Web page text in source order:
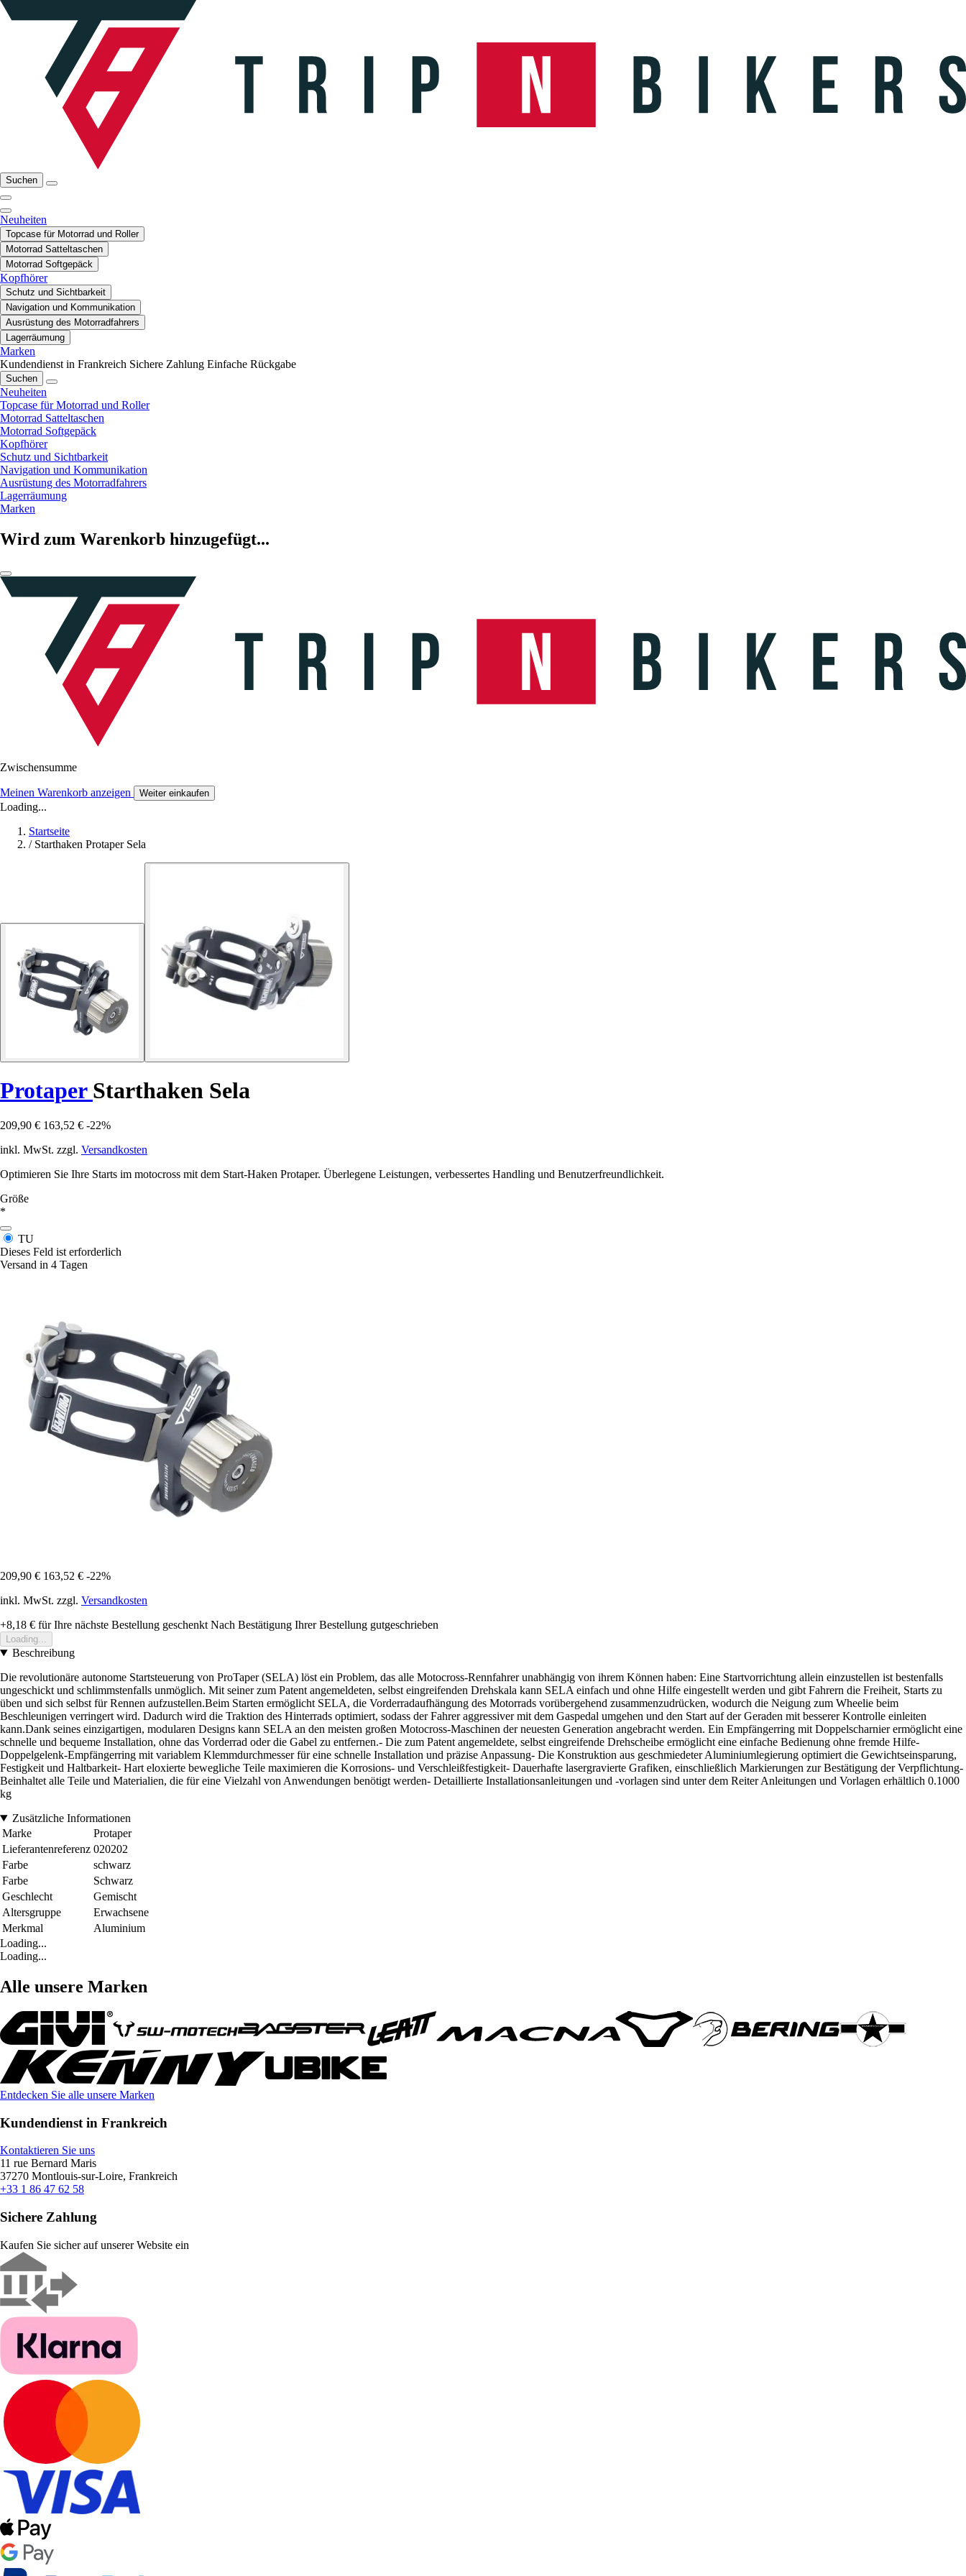
Suchen
Neuheiten
Topcase für Motorrad und Roller
Motorrad Satteltaschen
Motorrad Softgepäck
Kopfhörer
Schutz und Sichtbarkeit
Navigation und Kommunikation
Ausrüstung des Motorradfahrers
Lagerräumung
Marken
Kundendienst in Frankreich Sichere Zahlung Einfache Rückgabe
Suchen
Neuheiten
Topcase für Motorrad und Roller
Motorrad Satteltaschen
Motorrad Softgepäck
Kopfhörer
Schutz und Sichtbarkeit
Navigation und Kommunikation
Ausrüstung des Motorradfahrers
Lagerräumung
Marken
Wird zum Warenkorb hinzugefügt...
Zwischensumme
Meinen Warenkorb anzeigen Weiter einkaufen
Loading...
Startseite
/ Starthaken Protaper Sela
Protaper Starthaken Sela
209,90 € 163,52 € -22%
inkl. MwSt. zzgl. Versandkosten
Optimieren Sie Ihre Starts im motocross mit dem Start-Haken Protaper. Überlegene Leistungen, verbessertes Handling und Benutzerfreundlichkeit.
Größe
*
TU
Dieses Feld ist erforderlich
Versand in 4 Tagen
209,90 € 163,52 € -22%
inkl. MwSt. zzgl. Versandkosten
+8,18 € für Ihre nächste Bestellung geschenkt Nach Bestätigung Ihrer Bestellung gutgeschrieben
Loading...
Beschreibung
Die revolutionäre autonome Startsteuerung von ProTaper (SELA) löst ein Problem, das alle Motocross-Rennfahrer unabhängig von ihrem Können haben: Eine Startvorrichtung allein einzustellen ist bestenfalls
ungeschickt und schlimmstenfalls unmöglich. Mit seiner zum Patent angemeldeten, selbst eingreifenden Drehskala kann SELA einfach und ohne Hilfe eingestellt werden und gibt Fahrern die Freiheit, Starts zu
üben und sich selbst für Rennen aufzustellen.Beim Starten ermöglicht SELA, die Vorderradaufhängung des Motorrads vorübergehend zusammenzudrücken, wodurch die Neigung zum Wheelie beim
Beschleunigen verringert wird. Dadurch wird die Traktion des Hinterrads optimiert, sodass der Fahrer aggressiver mit dem Gaspedal umgehen und den Start auf der Geraden mit besserer Kontrolle einleiten
kann.Dank seines einzigartigen, modularen Designs kann SELA an den meisten großen Motocross-Maschinen der neuesten Generation angebracht werden. Ein Empfängerring mit Doppelscharnier ermöglicht eine
schnelle und bequeme Installation, ohne das Vorderrad oder die Gabel zu entfernen.- Die zum Patent angemeldete, selbst eingreifende Drehscheibe ermöglicht eine einfache Bedienung ohne fremde Hilfe-
Doppelgelenk-Empfängerring mit variablem Klemmdurchmesser für eine schnelle Installation und präzise Anpassung- Die Konstruktion aus geschmiedeter Aluminiumlegierung optimiert die Gewichtseinsparung,
Festigkeit und Haltbarkeit- Hart eloxierte bewegliche Teile maximieren die Korrosions- und Verschleißfestigkeit- Dauerhafte lasergravierte Grafiken, einschließlich Markierungen zur Bestätigung der Verpflichtung-
Beinhaltet alle Teile und Materialien, die für eine Vielzahl von Anwendungen benötigt werden- Detaillierte Installationsanleitungen und -vorlagen sind unter dem Reiter Anleitungen und Vorlagen erhältlich 0.1000
kg
Zusätzliche Informationen
Marke
Protaper
Lieferantenreferenz 020202
Farbe
schwarz
Farbe
Schwarz
Geschlecht
Gemischt
Altersgruppe
Erwachsene
Merkmal
Aluminium
Loading...
Loading...
Alle unsere Marken
Entdecken Sie alle unsere Marken
Kundendienst in Frankreich
Kontaktieren Sie uns
11 rue Bernard Maris
37270 Montlouis-sur-Loire, Frankreich
+33 1 86 47 62 58
Sichere Zahlung
Kaufen Sie sicher auf unserer Website ein